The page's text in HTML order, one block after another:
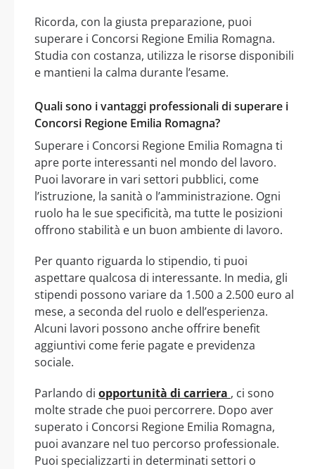
Ricorda, con la giusta preparazione, puoi
superare i Concorsi Regione Emilia Romagna.
Studia con costanza, utilizza le risorse disponibili
e mantieni la calma durante l’esame.
Quali sono i vantaggi professionali di superare i
Concorsi Regione Emilia Romagna?
Superare i Concorsi Regione Emilia Romagna ti
apre porte interessanti nel mondo del lavoro.
Puoi lavorare in vari settori pubblici, come
l’istruzione, la sanità o l’amministrazione. Ogni
ruolo ha le sue specificità, ma tutte le posizioni
offrono stabilità e un buon ambiente di lavoro.
Per quanto riguarda lo stipendio, ti puoi
aspettare qualcosa di interessante. In media, gli
stipendi possono variare da 1.500 a 2.500 euro al
mese, a seconda del ruolo e dell’esperienza.
Alcuni lavori possono anche offrire benefit
aggiuntivi come ferie pagate e previdenza
sociale.
Parlando di opportunità di carriera , ci sono
molte strade che puoi percorrere. Dopo aver
superato i Concorsi Regione Emilia Romagna,
puoi avanzare nel tuo percorso professionale.
Puoi specializzarti in determinati settori o